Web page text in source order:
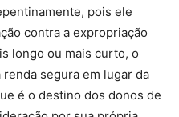
pois ele
contra a expropriação
longo ou mais curto, o
segura em lugar da
é o destino dos donos de